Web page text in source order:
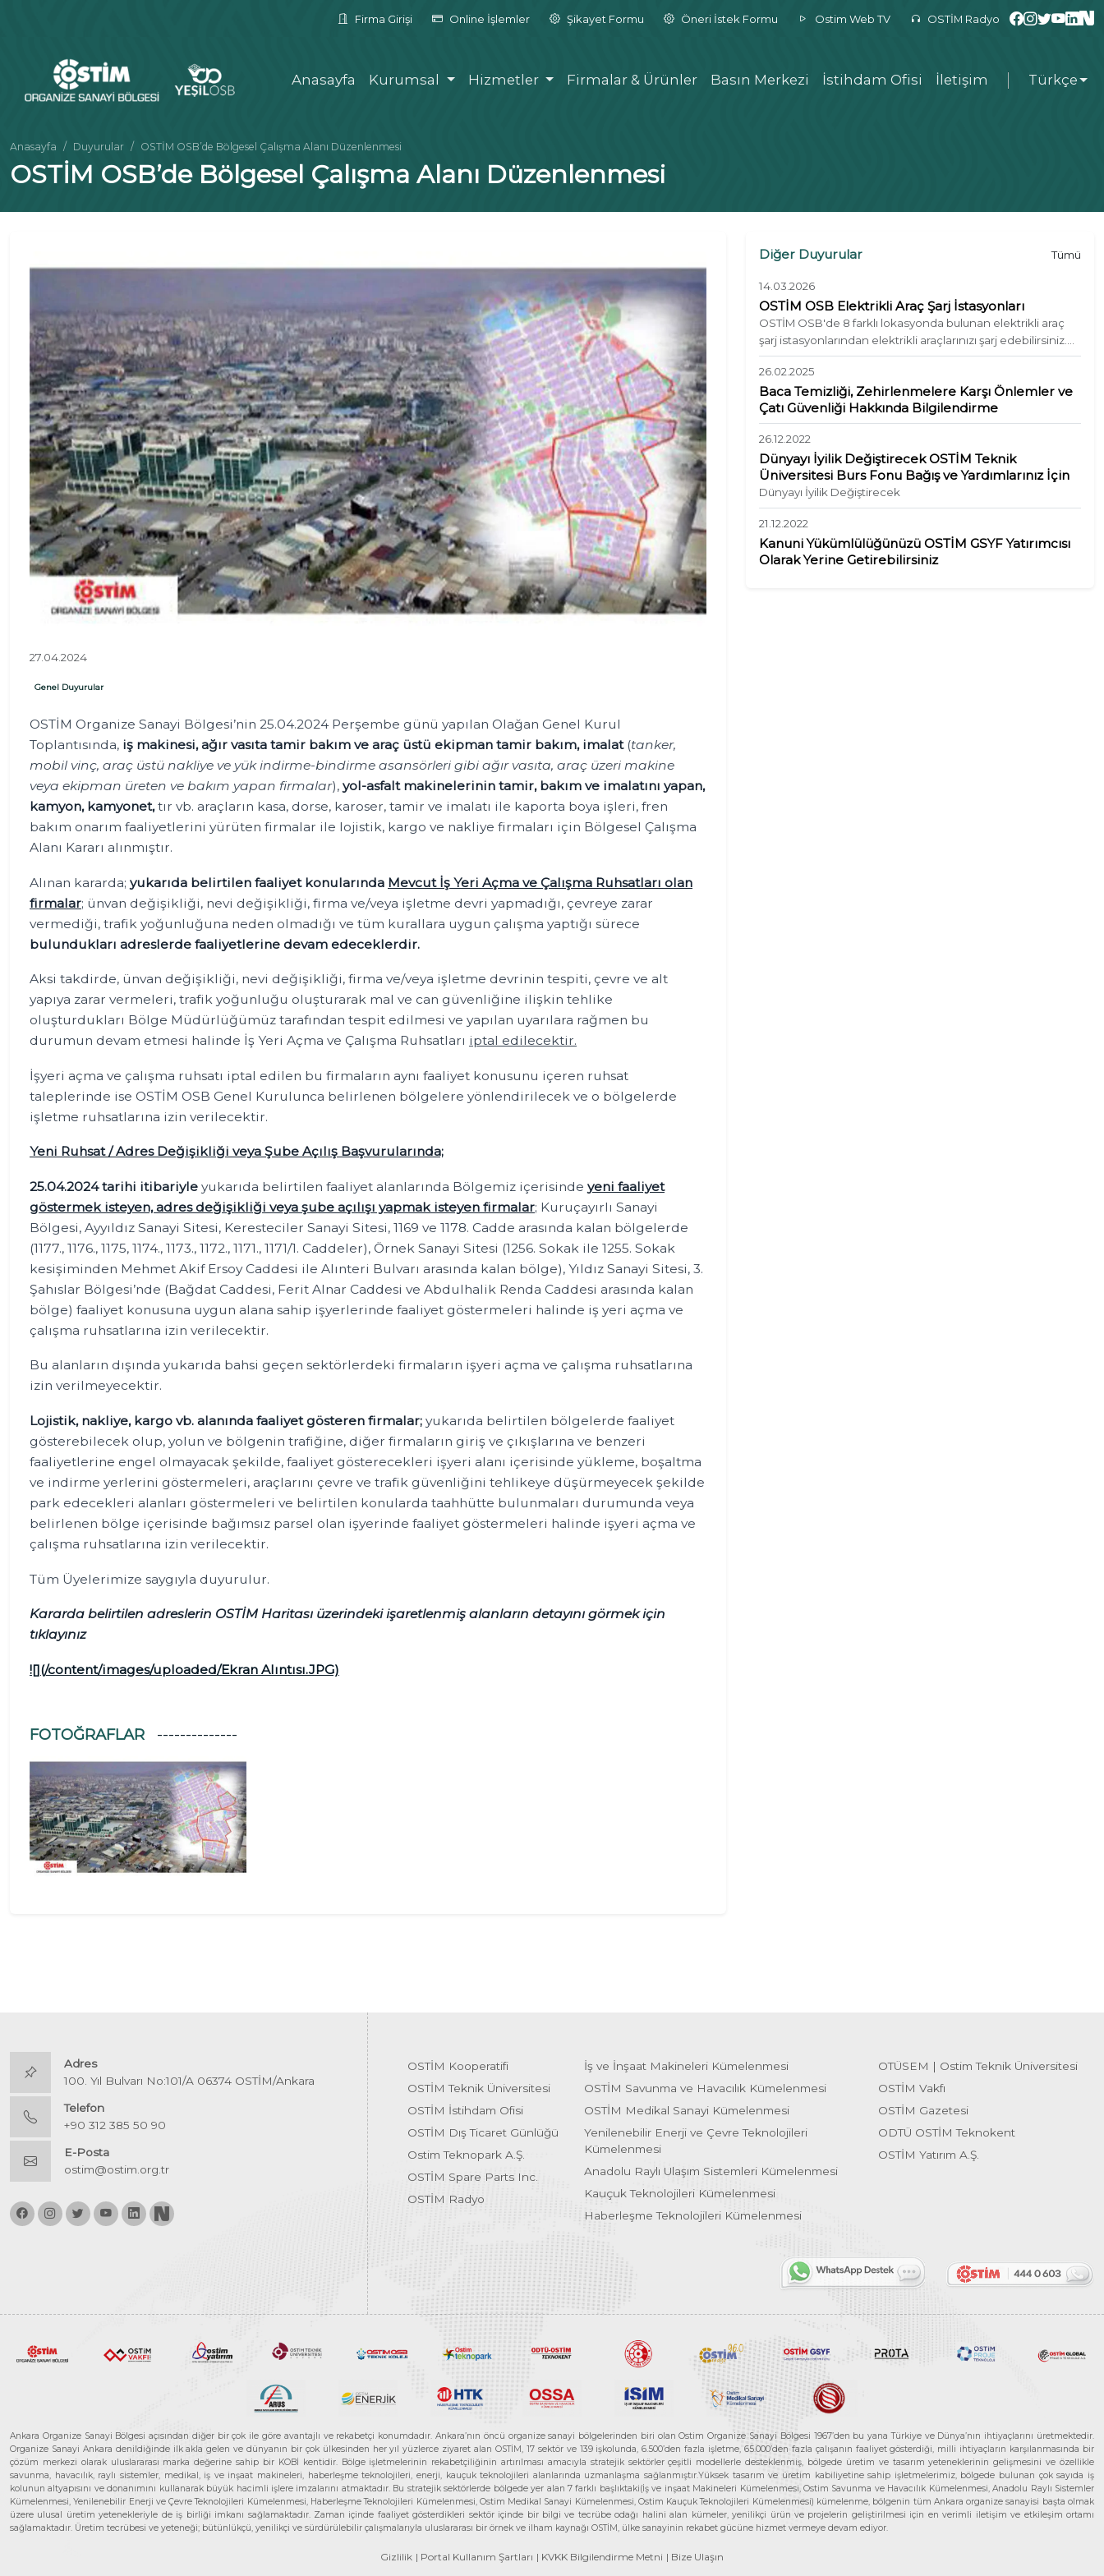
Firma Girişi Online İşlemler Şikayet Formu Öneri İstek Formu Ostim Web TV OSTİM Radyo
Anasayfa Kurumsal Hizmetler Firmalar & Ürünler Basın Merkezi İstihdam Ofisi İletişim Türkçe
Anasayfa Duyurular OSTİM OSB’de Bölgesel Çalışma Alanı Düzenlenmesi
OSTİM OSB’de Bölgesel Çalışma Alanı Düzenlenmesi
27.04.2024
Genel Duyurular
OSTİM Organize Sanayi Bölgesi’nin 25.04.2024 Perşembe günü yapılan Olağan Genel Kurul
Toplantısında, iş makinesi, ağır vasıta tamir bakım ve araç üstü ekipman tamir bakım, imalat(tanker,
mobil vinç, araç üstü nakliye ve yük indirme-bindirme asansörleri gibi ağır vasıta, araç üzeri makine
veya ekipman üreten ve bakım yapan firmalar), yol-asfalt makinelerinin tamir, bakım ve imalatını yapan,
kamyon, kamyonet,tır vb. araçların kasa, dorse, karoser, tamir ve imalatı ile kaporta boya işleri, fren
bakım onarım faaliyetlerini yürüten firmalar ile lojistik, kargo ve nakliye firmaları için Bölgesel Çalışma
Alanı Kararı alınmıştır.
Alınan kararda; yukarıda belirtilen faaliyet konularında Mevcut İş Yeri Açma ve Çalışma Ruhsatları olan
firmalar; ünvan değişikliği, nevi değişikliği, firma ve/veya işletme devri yapmadığı, çevreye zarar
vermediği, trafik yoğunluğuna neden olmadığı ve tüm kurallara uygun çalışma yaptığı sürece
bulundukları adreslerde faaliyetlerine devam edeceklerdir.
Aksi takdirde, ünvan değişikliği, nevi değişikliği, firma ve/veya işletme devrinin tespiti, çevre ve alt
yapıya zarar vermeleri, trafik yoğunluğu oluşturarak mal ve can güvenliğine ilişkin tehlike
oluşturdukları Bölge Müdürlüğümüz tarafından tespit edilmesi ve yapılan uyarılara rağmen bu
durumun devam etmesi halinde İş Yeri Açma ve Çalışma Ruhsatları iptal edilecektir.
İşyeri açma ve çalışma ruhsatı iptal edilen bu firmaların aynı faaliyet konusunu içeren ruhsat
taleplerinde ise OSTİM OSB Genel Kurulunca belirlenen bölgelere yönlendirilecek ve o bölgelerde
işletme ruhsatlarına izin verilecektir.
Yeni Ruhsat / Adres Değişikliği veya Şube Açılış Başvurularında;
25.04.2024 tarihi itibariyle yukarıda belirtilen faaliyet alanlarında Bölgemiz içerisinde yeni faaliyet
göstermek isteyen, adres değişikliği veya şube açılışı yapmak isteyen firmalar; Kuruçayırlı Sanayi
Bölgesi, Ayyıldız Sanayi Sitesi, Keresteciler Sanayi Sitesi, 1169 ve 1178. Cadde arasında kalan bölgelerde
(1177., 1176., 1175, 1174., 1173., 1172., 1171., 1171/1. Caddeler), Örnek Sanayi Sitesi (1256. Sokak ile 1255. Sokak
kesişiminden Mehmet Akif Ersoy Caddesi ile Alınteri Bulvarı arasında kalan bölge), Yıldız Sanayi Sitesi, 3.
Şahıslar Bölgesi’nde (Bağdat Caddesi, Ferit Alnar Caddesi ve Abdulhalik Renda Caddesi arasında kalan
bölge) faaliyet konusuna uygun alana sahip işyerlerinde faaliyet göstermeleri halinde iş yeri açma ve
çalışma ruhsatlarına izin verilecektir.
Bu alanların dışında yukarıda bahsi geçen sektörlerdeki firmaların işyeri açma ve çalışma ruhsatlarına
izin verilmeyecektir.
Lojistik, nakliye, kargo vb. alanında faaliyet gösteren firmalar; yukarıda belirtilen bölgelerde faaliyet
gösterebilecek olup, yolun ve bölgenin trafiğine, diğer firmaların giriş ve çıkışlarına ve benzeri
faaliyetlerine engel olmayacak şekilde, faaliyet gösterecekleri işyeri alanı içerisinde yükleme, boşaltma
ve indirme yerlerini göstermeleri, araçlarını çevre ve trafik güvenliğini tehlikeye düşürmeyecek şekilde
park edecekleri alanları göstermeleri ve belirtilen konularda taahhütte bulunmaları durumunda veya
belirlenen bölge içerisinde bağımsız parsel olan işyerinde faaliyet göstermeleri halinde işyeri açma ve
çalışma ruhsatlarına izin verilecektir.
Tüm Üyelerimize saygıyla duyurulur.
Kararda belirtilen adreslerin OSTİM Haritası üzerindeki işaretlenmiş alanların detayını görmek için
tıklayınız
![](/content/images/uploaded/Ekran Alıntısı.JPG)
FOTOĞRAFLAR
Diğer Duyurular Tümü
14.03.2026
OSTİM OSB Elektrikli Araç Şarj İstasyonları
OSTİM OSB'de 8 farklı lokasyonda bulunan elektrikli araç
şarj istasyonlarından elektrikli araçlarınızı şarj edebilirsiniz.
Şarj istasyonlarında birden fazla araç aynı anda şarj
olabiliyor. Hızlı ve yavaş şarj alternatifi bulunan istasyonlarda
şarj işlemi mobil uygulama ile başlatılıyor.
26.02.2025
Baca Temizliği, Zehirlenmelere Karşı Önlemler ve
Çatı Güvenliği Hakkında Bilgilendirme
26.12.2022
Dünyayı İyilik Değiştirecek OSTİM Teknik
Üniversitesi Burs Fonu Bağış ve Yardımlarınız İçin
Dünyayı İyilik Değiştirecek
21.12.2022
Kanuni Yükümlülüğünüzü OSTİM GSYF Yatırımcısı
Olarak Yerine Getirebilirsiniz
Adres
100. Yıl Bulvarı No:101/A 06374 OSTİM/Ankara
Telefon
+90 312 385 50 90
E-Posta
ostim@ostim.org.tr
OSTİM Kooperatifi
OSTİM Teknik Üniversitesi
OSTİM İstihdam Ofisi
OSTİM Dış Ticaret Günlüğü
Ostim Teknopark A.Ş.
OSTİM Spare Parts Inc.
OSTİM Radyo
İş ve İnşaat Makineleri Kümelenmesi
OSTİM Savunma ve Havacılık Kümelenmesi
OSTİM Medikal Sanayi Kümelenmesi
Yenilenebilir Enerji ve Çevre Teknolojileri
Kümelenmesi
Anadolu Raylı Ulaşım Sistemleri Kümelenmesi
Kauçuk Teknolojileri Kümelenmesi
Haberleşme Teknolojileri Kümelenmesi
OTÜSEM | Ostim Teknik Üniversitesi
OSTİM Vakfı
OSTİM Gazetesi
ODTÜ OSTİM Teknokent
OSTİM Yatırım A.Ş.
Ankara Organize Sanayi Bölgesi açısından diğer bir çok ile göre avantajlı ve rekabetçi konumdadır. Ankara’nın öncü organize sanayi bölgelerinden biri olan Ostim Organize Sanayi Bölgesi 1967’den bu yana Türkiye ve Dünya’nın ihtiyaçlarını üretmektedir.
Organize Sanayi Ankara denildiğinde ilk akla gelen ve dünyanın bir çok ülkesinden her yıl yüzlerce ziyaret alan OSTİM, 17 sektör ve 139 işkolunda, 6.500’den fazla işletme, 65.000’den fazla çalışanın faaliyet gösterdiği, milli ihtiyaçların karşılanmasında bir
çözüm merkezi olarak uluslararası marka değerine sahip bir KOBİ kentidir. Bölge işletmelerinin rekabetçiliğinin artırılması amacıyla stratejik sektörler çeşitli modellerle desteklenmiş, bölgede üretim ve tasarım yeteneklerinin gelişmesini ve özellikle
savunma, havacılık, raylı sistemler, medikal, iş ve inşaat makineleri, haberleşme teknolojileri, enerji, kauçuk teknolojileri alanlarında uzmanlaşma sağlanmıştır.Yüksek tasarım ve üretim kabiliyetine sahip işletmelerimiz, bölgede bulunan çok sayıda iş
kolunun altyapısını ve donanımını kullanarak büyük hacimli işlere imzalarını atmaktadır. Bu stratejik sektörlerde bölgede yer alan 7 farklı başlıktaki(İş ve inşaat Makineleri Kümelenmesi, Ostim Savunma ve Havacılık Kümelenmesi, Anadolu Raylı Sistemler
Kümelenmesi, Yenilenebilir Enerji ve Çevre Teknolojileri Kümelenmesi, Haberleşme Teknolojileri Kümelenmesi, Ostim Medikal Sanayi Kümelenmesi, Ostim Kauçuk Teknolojileri Kümelenmesi) kümelenme, bölgenin tüm Ankara organize sanayisi başta olmak
üzere ulusal üretim yetenekleriyle de iş birliği imkanı sağlamaktadır. Zaman içinde faaliyet gösterdikleri sektör içinde bir bilgi ve tecrübe odağı halini alan kümeler, yenilikçi ürün ve projelerin geliştirilmesi için en verimli iletişim ve etkileşim ortamı
sağlamaktadır. Üretim tecrübesi ve yeteneği; bütünlükçü, yenilikçi ve sürdürülebilir çalışmalarıyla uluslararası bir örnek ve ilham kaynağı OSTİM, ülke sanayinin rekabet gücüne hizmet vermeye devam ediyor.
Gizlilik | Portal Kullanım Şartları | KVKK Bilgilendirme Metni | Bize Ulaşın